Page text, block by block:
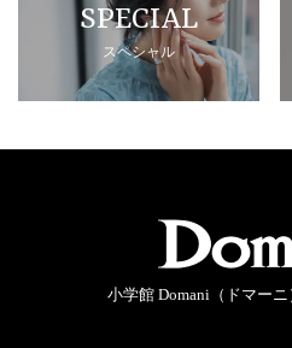
SPECIAL
スペシャル
小学館 Domani（ドマー